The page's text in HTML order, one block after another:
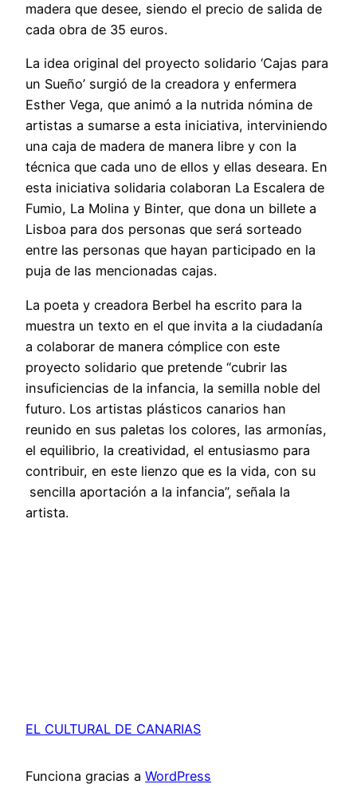
madera que desee, siendo el precio de salida de
cada obra de 35 euros.
La idea original del proyecto solidario ‘Cajas para
un Sueño’ surgió de la creadora y enfermera
Esther Vega, que animó a la nutrida nómina de
artistas a sumarse a esta iniciativa, interviniendo
una caja de madera de manera libre y con la
técnica que cada uno de ellos y ellas deseara. En
esta iniciativa solidaria colaboran La Escalera de
Fumio, La Molina y Binter, que dona un billete a
Lisboa para dos personas que será sorteado
entre las personas que hayan participado en la
puja de las mencionadas cajas.
La poeta y creadora Berbel ha escrito para la
muestra un texto en el que invita a la ciudadanía
a colaborar de manera cómplice con este
proyecto solidario que pretende “cubrir las
insuficiencias de la infancia, la semilla noble del
futuro. Los artistas plásticos canarios han
reunido en sus paletas los colores, las armonías,
el equilibrio, la creatividad, el entusiasmo para
contribuir, en este lienzo que es la vida, con su
sencilla aportación a la infancia”, señala la
artista.
EL CULTURAL DE CANARIAS
Funciona gracias a WordPress